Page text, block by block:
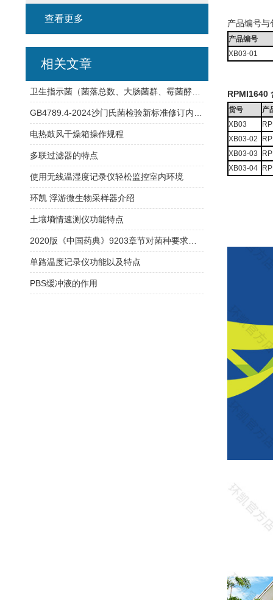
产品编号与
产品编号
XB03-01
RPMI1640
货号
产
XB03
XB03-02
XB03-03
XB03-04
查看更多
相关文章
电热鼓风干燥箱操作规程
多联过滤器的特点
使用无线温湿度记录仪轻松监控室内环境
环凯 浮游微生物采样器介绍
土壤墒情速测仪功能特点
单路温度记录仪功能以及特点
PBS缓冲液的作用